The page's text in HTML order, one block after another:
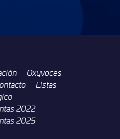
Oxyvoces
Listas
2022
2025